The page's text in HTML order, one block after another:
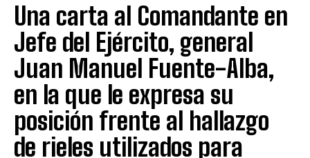
Una carta al Comandante en
Jefe del Ejército, general
Juan Manuel Fuente-Alba,
en la que le expresa su
posición frente al hallazgo
de rieles utilizados para